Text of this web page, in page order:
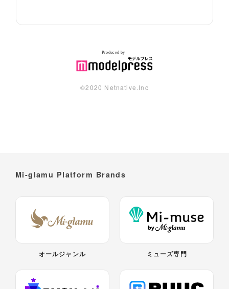
©︎2020 Netnative.Inc
Mi-glamu Platform Brands
オールジャンル ミューズ専門